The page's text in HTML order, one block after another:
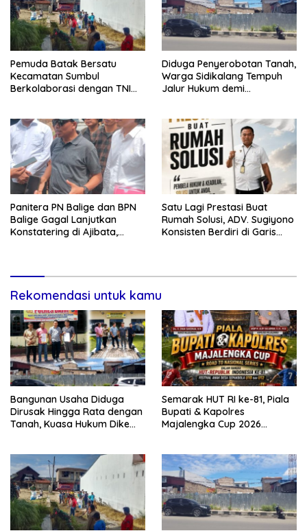
Pemuda Batak Bersatu
Kecamatan Sumbul
Berkolaborasi dengan TNI
dan HUT Ke-81 Kemerdekaan
RI
Diduga Penyerobotan Tanah,
Warga Sidikalang Tempuh
Jalur Hukum demi
Panitera PN Balige dan BPN
Balige Gagal Lanjutkan
Konstatering di Ajibata,
Satu Lagi Prestasi Buat
Rumah Solusi, ADV. Sugiyono
Konsisten Berdiri di Garis
Rekomendasi untuk kamu
Bangunan Usaha Diduga
Dirusak Hingga Rata dengan
Tanah, Kuasa Hukum Dike
Hukum
Semarak HUT RI ke-81, Piala
Bupati & Kapolres
Majalengka Cup 2026